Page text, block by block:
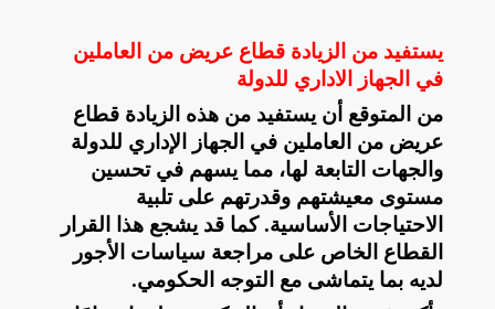
يستفيد من الزيادة قطاع عريض من العاملين
في الجهاز الاداري للدولة
من المتوقع أن يستفيد من هذه الزيادة قطاع
عريض من العاملين في الجهاز الإداري للدولة
والجهات التابعة لها، مما يسهم في تحسين
مستوى معيشتهم وقدرتهم على تلبية
الاحتياجات الأساسية. كما قد يشجع هذا القرار
القطاع الخاص على مراجعة سياسات الأجور
لديه بما يتماشى مع التوجه الحكومي.